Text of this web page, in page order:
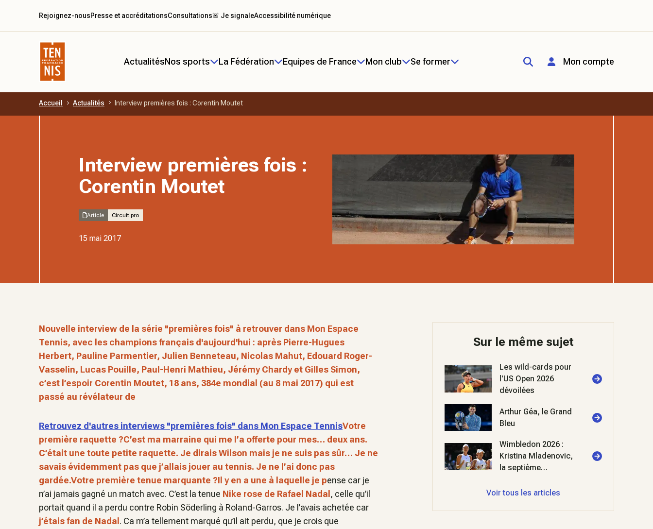
Aller au contenu principal
ActualitésNos sports La Fédération Equipes de France Mon club Se former Mon compte
Rejoignez-nousPresse et accréditationsConsultations🚨 Je signaleAccessibilité numérique
Accueil Actualités Interview premières fois : Corentin Moutet
Interview premières fois :
Corentin Moutet
Article Circuit pro
15 mai 2017
Nouvelle interview de la série "premières fois" à retrouver dans Mon Espace
Tennis, avec les champions français d'aujourd'hui : après Pierre-Hugues
Herbert, Pauline Parmentier, Julien Benneteau, Nicolas Mahut, Edouard Roger-
Vasselin, Lucas Pouille, Paul-Henri Mathieu, Jérémy Chardy et Gilles Simon,
c’est l’espoir Corentin Moutet, 18 ans, 384e mondial (au 8 mai 2017) qui est
passé au révélateur de
Retrouvez d'autres interviews "premières fois" dans Mon Espace TennisVotre
première raquette ?C’est ma marraine qui me l’a offerte pour mes… deux ans.
C’était une toute petite raquette. Je dirais Wilson mais je ne suis pas sûr… Je ne
savais évidemment pas que j’allais jouer au tennis. Je ne l’ai donc pas
gardée.Votre première tenue marquante ?Il y en a une à laquelle je pense car je
n’ai jamais gagné un match avec. C’est la tenue Nike rose de Rafael Nadal , celle qu’il
portait quand il a perdu contre Robin Söderling à Roland-Garros. Je l’avais achetée car
j’étais fan de Nadal . Ca m’a tellement marqué qu’il ait perdu, que je crois que
Sur le même sujet
Les wild-cards pour
l'US Open 2026
dévoilées
Arthur Géa, le Grand
Bleu
Wimbledon 2026 :
Kristina Mladenovic,
la septième
Voir tous les articles